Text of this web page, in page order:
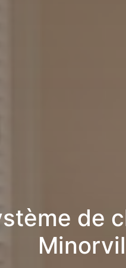
de